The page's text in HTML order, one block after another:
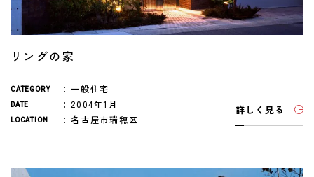
リングの家
CATEGORY 一般住宅
DATE 2004年1月
LOCATION 名古屋市瑞穂区
詳しく見る